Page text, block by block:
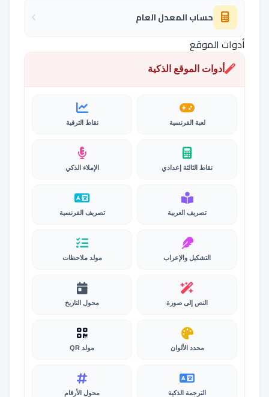
حساب المعدل العام
أدوات الموقع
أدوات الموقع الذكية
لعبة الفرنسية نقاط الترقية
نقاط الثالثة إعدادي الإملاء الذكي
تصريف العربية تصريف الفرنسية
التشكيل والإعراب مولد ملاحظات
النص إلى صورة محول التاريخ
محدد الألوان مولد QR
الترجمة الذكية محول الأرقام